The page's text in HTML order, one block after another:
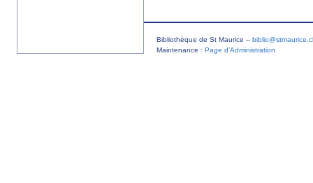
Bibliothèque de St Maurice –
Maintenance : Page d’Administration